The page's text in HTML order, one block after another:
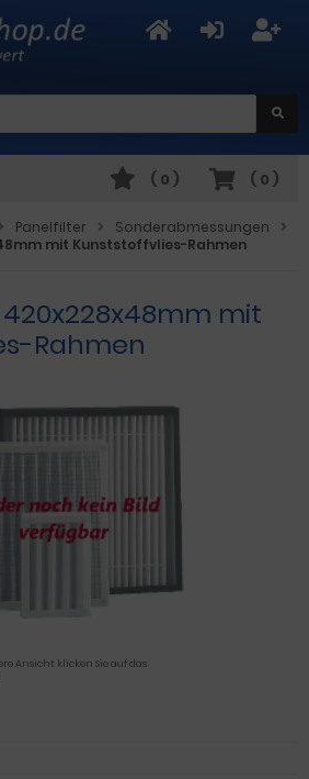
( 0 )
( 0 )
Panelfilter
Sonderabmessungen
mit Kunststoffvlies-Rahmen
mit
Rahmen
Ansicht klicken Sie auf das